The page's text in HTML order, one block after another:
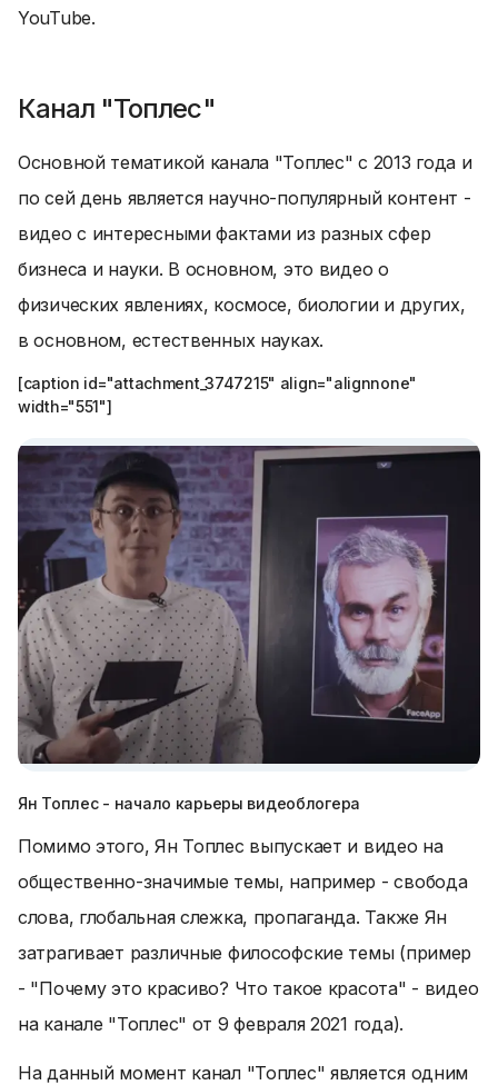
YouTube.
Канал "Топлес"
Основной тематикой канала "Топлес" с 2013 года и
по сей день является научно-популярный контент -
видео с интересными фактами из разных сфер
бизнеса и науки. В основном, это видео о
физических явлениях, космосе, биологии и других,
в основном, естественных науках.
[caption id="attachment_3747215" align="alignnone"
width="551"]
Ян Топлес - начало карьеры видеоблогера
Помимо этого, Ян Топлес выпускает и видео на
общественно-значимые темы, например - свобода
слова, глобальная слежка, пропаганда. Также Ян
затрагивает различные философские темы (пример
- "Почему это красиво? Что такое красота" - видео
на канале "Топлес" от 9 февраля 2021 года).
На данный момент канал "Топлес" является одним